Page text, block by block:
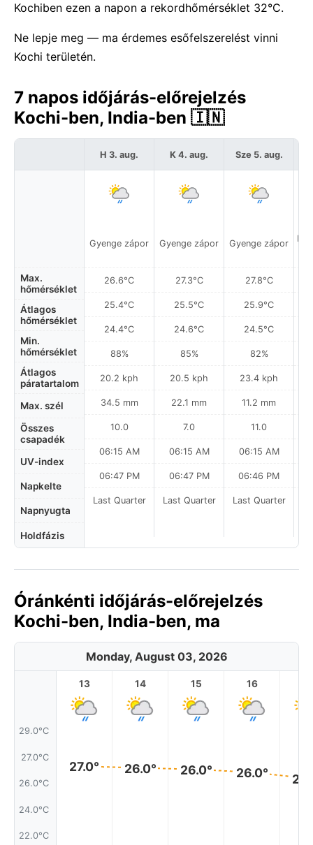
Kochiben ezen a napon a rekordhőmérséklet 32°C.
Ne lepje meg — ma érdemes esőfelszerelést vinni
Kochi területén.
7 napos időjárás-előrejelzés
Kochi-ben, India-ben 🇮🇳
Max.
hőmérséklet
Átlagos
hőmérséklet
Min.
hőmérséklet
Átlagos
páratartalom
Max. szél
Összes
csapadék
UV-index
Napkelte
Napnyugta
Holdfázis
H 3. aug.
Gyenge zápor
26.6°C
25.4°C
24.4°C
88%
20.2 kph
34.5 mm
10.0
06:15 AM
06:47 PM
Last Quarter
K 4. aug.
Gyenge zápor
27.3°C
25.5°C
24.6°C
85%
20.5 kph
22.1 mm
7.0
06:15 AM
06:47 PM
Last Quarter
Sze 5. aug.
Gyenge zápor
27.8°C
25.9°C
24.5°C
82%
23.4 kph
11.2 mm
11.0
06:15 AM
06:46 PM
Last Quarter
Óránkénti időjárás-előrejelzés
Kochi-ben, India-ben, ma
Monday, August 03, 2026
29.0°C
27.0°C
26.0°C
24.0°C
22.0°C
13
27.0°
14
26.0°
15
26.0°
16
26.0°